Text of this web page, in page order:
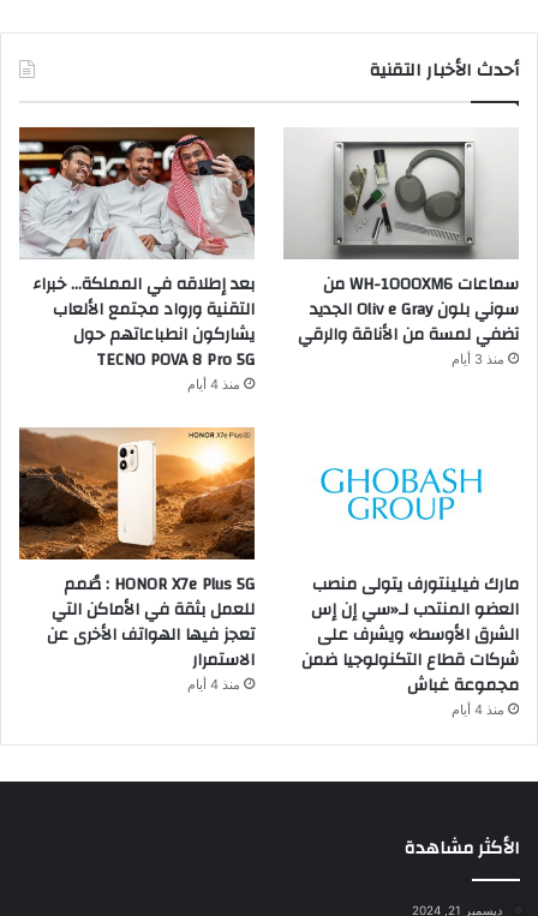
أحدث الأخبار التقنية
سماعات WH-1000XM6 من
سوني بلون Oliv e Gray الجديد
تضفي لمسة من الأناقة والرقي
منذ 3 أيام
بعد إطلاقه في المملكة… خبراء
التقنية ورواد مجتمع الألعاب
يشاركون انطباعاتهم حول
TECNO POVA 8 Pro 5G
منذ 4 أيام
مارك فيلينتورف يتولى منصب
العضو المنتدب لـ«سي إن إس
الشرق الأوسط» ويشرف على
شركات قطاع التكنولوجيا ضمن
مجموعة غباش
منذ 4 أيام
HONOR X7e Plus 5G : صُمم
للعمل بثقة في الأماكن التي
تعجز فيها الهواتف الأخرى عن
الاستمرار
منذ 4 أيام
الأكثر مشاهدة
ديسمبر 21, 2024